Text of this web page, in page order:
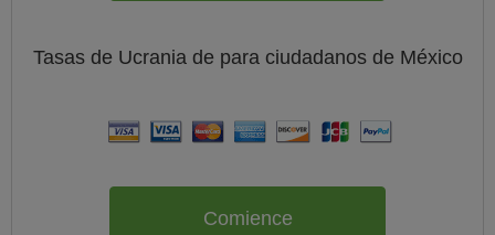
Tasas de Ucrania de para ciudadanos de México
Comience